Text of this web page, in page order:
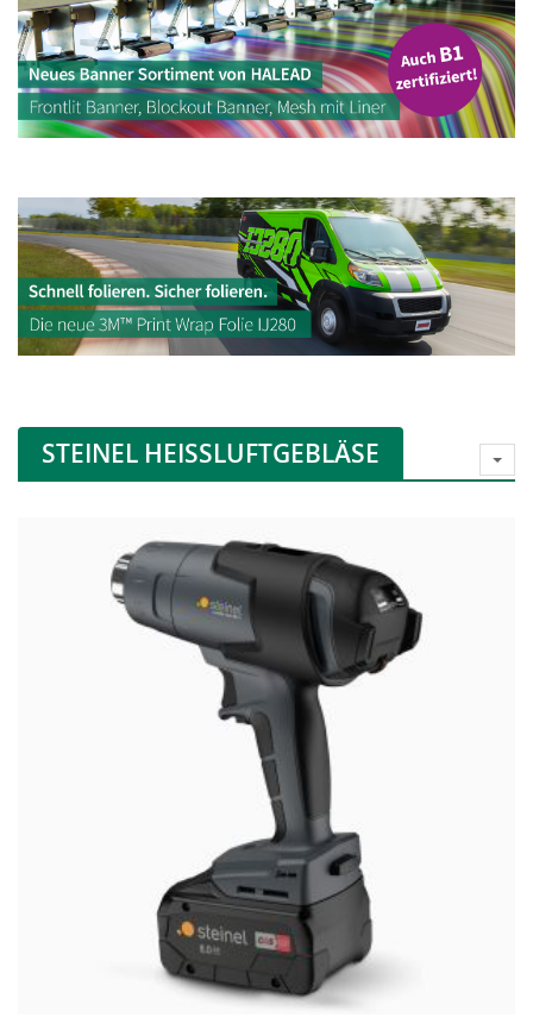
STEINEL HEISSLUFTGEBLÄSE